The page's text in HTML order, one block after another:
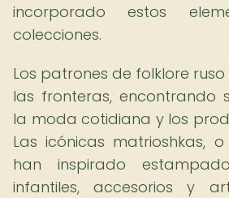
incorporado estos
colecciones.
Los patrones de folklore
las fronteras, encontrando
la moda cotidiana y los
Las icónicas matrioshkas,
han inspirado
infantiles, accesorios y